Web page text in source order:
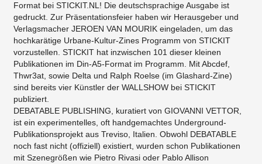
Format bei STICKIT.NL! Die deutschsprachige Ausgabe ist
gedruckt. Zur Präsentationsfeier haben wir Herausgeber und
Verlagsmacher JEROEN VAN MOURIK eingeladen, um das
hochkarätige Urbane-Kultur-Zines Programm von STICKIT
vorzustellen. STICKIT hat inzwischen 101 dieser kleinen
Publikationen im Din-A5-Format im Programm. Mit Abcdef,
Thwr3at, sowie Delta und Ralph Roelse (im Glashard-Zine)
sind bereits vier Künstler der WALLSHOW bei STICKIT
publiziert.
DEBATABLE PUBLISHING, kuratiert von GIOVANNI VETTOR,
ist ein experimentelles, oft handgemachtes Underground-
Publikationsprojekt aus Treviso, Italien. Obwohl DEBATABLE
noch fast nicht (offiziell) existiert, wurden schon Publikationen
mit Szenegrößen wie Pietro Rivasi oder Pablo Allison